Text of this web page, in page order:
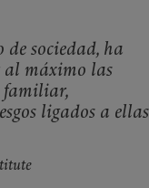
sociedad, ha
al máximo las
familiar,
ligados a ellas